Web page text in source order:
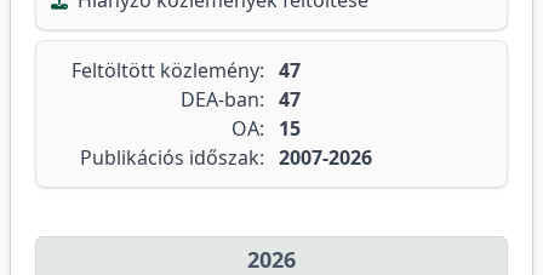
Feltöltött közlemény: 47
DEA-ban: 47
OA:
15
Publikációs időszak: 2007-2026
2026